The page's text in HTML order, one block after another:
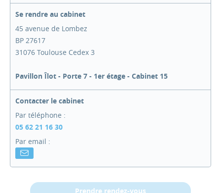
Se rendre au cabinet
45 avenue de Lombez
BP 27617
31076 Toulouse Cedex 3
Pavillon Îlot - Porte 7 - 1er étage - Cabinet 15
Contacter le cabinet
Par téléphone :
05 62 21 16 30
Par email :
Prendre rendez-vous